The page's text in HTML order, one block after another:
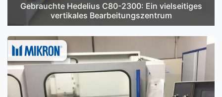
Gebrauchte Hedelius C80-2300: Ein vielseitiges
vertikales Bearbeitungszentrum